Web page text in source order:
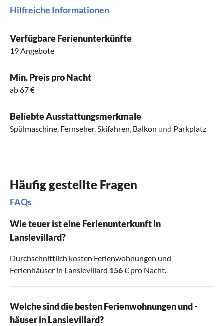
Hilfreiche Informationen
Verfügbare Ferienunterkünfte
19 Angebote
Min. Preis pro Nacht
ab 67 €
Beliebte Ausstattungsmerkmale
Spülmaschine Fernseher, Skifahren Balkon und Parkplatz
Häufig gestellte Fragen
FAQs
Wie teuer ist eine Ferienunterkunft in
Lanslevillard?
Durchschnittlich kosten Ferienwohnungen und
Ferienhäuser in Lanslevillard 156€ pro Nacht.
Welche sind die besten Ferienwohnungen und -
häuser in Lanslevillard?